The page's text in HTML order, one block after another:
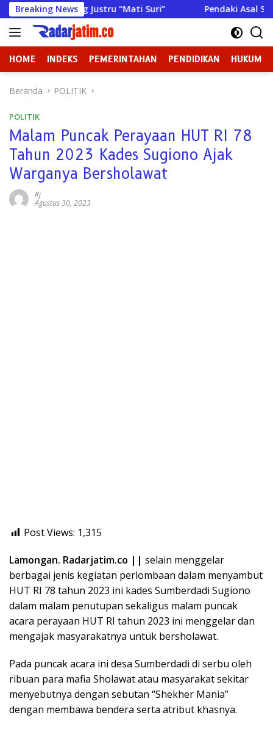
Langsung
ke
konten
Breaking News
Justru “Mati Suri” Pendaki Asal Sumenep
HOME INDEKS PEMERINTAHAN PENDIDIKAN HUKUM
Beranda POLITIK
POLITIK
Malam Puncak Perayaan HUT RI 78
Tahun 2023 Kades Sugiono Ajak
Warganya Bersholawat
Rj
Agustus 30, 2023
Post Views: 1,315
Lamongan. Radarjatim.co || selain menggelar
berbagai jenis kegiatan perlombaan dalam menyambut
HUT RI 78 tahun 2023 ini kades Sumberdadi Sugiono
dalam malam penutupan sekaligus malam puncak
acara perayaan HUT RI tahun 2023 ini menggelar dan
mengajak masyarakatnya untuk bersholawat.
Pada puncak acara ini desa Sumberdadi di serbu oleh
ribuan para mafia Sholawat atau masyarakat sekitar
menyebutnya dengan sebutan “Shekher Mania”
dengan membawa bendera serta atribut khasnya.